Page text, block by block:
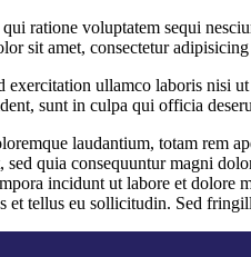
ratione voluptatem sequi
sit amet, consectetur
ullamco laboris nisi
sunt in culpa qui officia
laudantium, totam rem
sed quia consequuntur magni
incidunt ut labore et dolore
et tellus eu sollicitudin. Sed